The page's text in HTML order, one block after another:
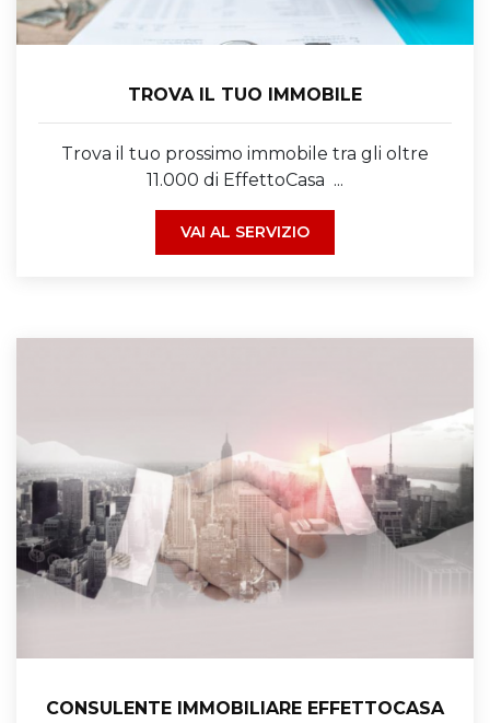
TROVA IL TUO IMMOBILE
Trova il tuo prossimo immobile tra gli oltre
11.000 di EffettoCasa ...
VAI AL SERVIZIO
CONSULENTE IMMOBILIARE EFFETTOCASA